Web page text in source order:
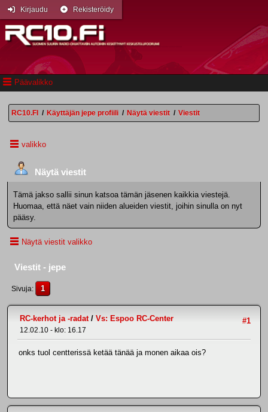
Päävalikko
Kirjaudu Rekisteröidy
RC10.FI / Käyttäjän jepe profiili / Näytä viestit / Viestit
valikko
Näytä viestit
Tämä jakso sallii sinun katsoa tämän jäsenen kaikkia viestejä.
Huomaa, että näet vain niiden alueiden viestit, joihin sinulla on nyt
pääsy.
Näytä viestit valikko
Viestit - jepe
Sivuja 1
#1
RC-kerhot ja -radat/ Vs: Espoo RC-Center
12.02.10 - klo: 16.17
onks tuol centterissä ketää tänää ja monen aikaa ois?